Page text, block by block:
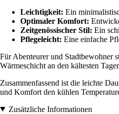
Leichtigkeit: Ein
Optimaler Komfort:
Zeitgenössischer Stil: Ein
Pflegeleicht: Eine einfache
Für Abenteurer und Stadtbewohner
Wärmeschicht an den kältesten
Zusammenfassend ist die leichte
und Komfort den kühlen
Zusätzliche Informationen